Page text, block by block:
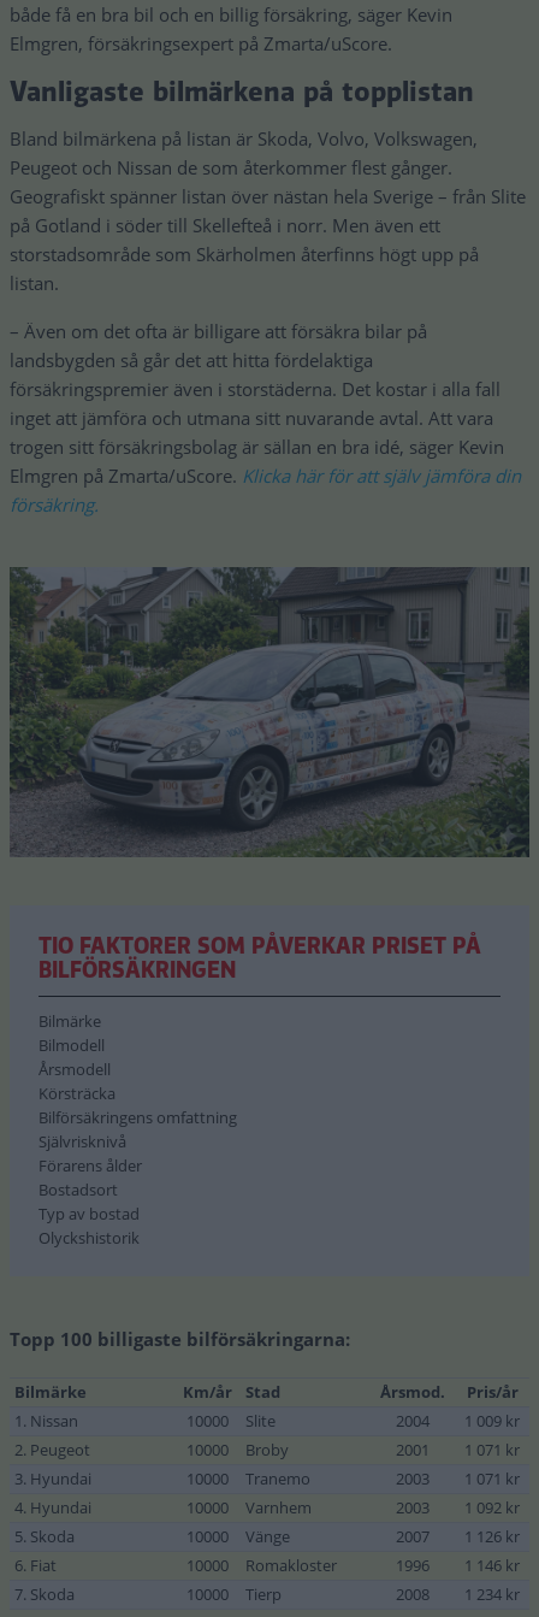
både få en bra bil och en billig försäkring, säger Kevin
Elmgren, försäkringsexpert på Zmarta/uScore.
Vanligaste bilmärkena på topplistan
Bland bilmärkena på listan är Skoda, Volvo, Volkswagen,
Peugeot och Nissan de som återkommer flest gånger.
Geografiskt spänner listan över nästan hela Sverige – från Slite
på Gotland i söder till Skellefteå i norr. Men även ett
storstadsområde som Skärholmen återfinns högt upp på
listan.
– Även om det ofta är billigare att försäkra bilar på
landsbygden så går det att hitta fördelaktiga
försäkringspremier även i storstäderna. Det kostar i alla fall
inget att jämföra och utmana sitt nuvarande avtal. Att vara
trogen sitt försäkringsbolag är sällan en bra idé, säger Kevin
Elmgren på Zmarta/uScore. Klicka här för att själv jämföra din
försäkring.
TIO FAKTORER SOM PÅVERKAR PRISET PÅ
BILFÖRSÄKRINGEN
Bilmärke
Bilmodell
Årsmodell
Körsträcka
Bilförsäkringens omfattning
Självrisknivå
Förarens ålder
Bostadsort
Typ av bostad
Olyckshistorik
Topp 100 billigaste bilförsäkringarna:
Bilmärke Km/år Stad Årsmod.
Pris/år
1. Nissan
10000 Slite 2004
1 009 kr
2. Peugeot
10000 Broby 2001
1 071 kr
3. Hyundai
10000 Tranemo 2003
1 071 kr
4. Hyundai
10000 Varnhem 2003
1 092 kr
5. Skoda
10000 Vänge 2007
1 126 kr
6. Fiat
10000 Romakloster 1996
1 146 kr
7. Skoda
10000 Tierp 2008
1 234 kr